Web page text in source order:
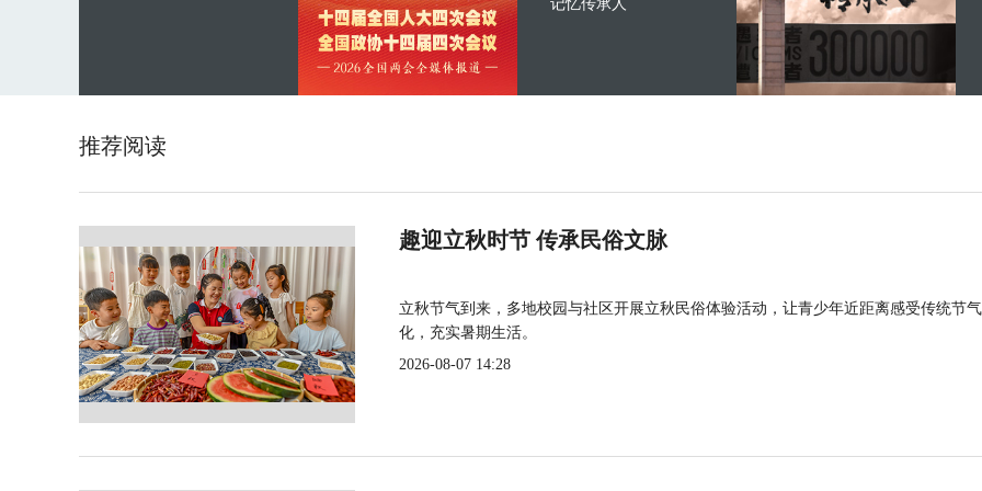
记忆传承人
推荐阅读
趣迎立秋时节 传承民俗文脉
立秋节气到来，多地校园与社区开展立秋民俗体验活动，让青少年近距离感受传统节
化，充实暑期生活。
2026-08-07 14:28